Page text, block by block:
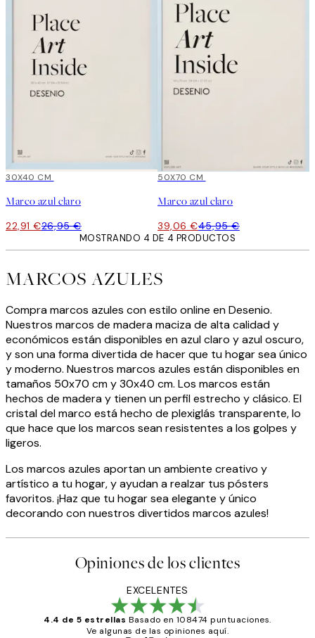
15%*
30X40 CM
Marco azul claro
22,91 €26,95 €
15%*
50X70 CM
Marco azul claro
39,06 €45,95 €
MOSTRANDO 4 DE 4 PRODUCTOS
MARCOS AZULES
Compra marcos azules con estilo online en Desenio.
Nuestros marcos de madera maciza de alta calidad y
económicos están disponibles en azul claro y azul oscuro,
y son una forma divertida de hacer que tu hogar sea único
y moderno. Nuestros marcos azules están disponibles en
tamaños 50x70 cm y 30x40 cm. Los marcos están
hechos de madera y tienen un perfil estrecho y clásico. El
cristal del marco está hecho de plexiglás transparente, lo
que hace que los marcos sean resistentes a los golpes y
ligeros.
Los marcos azules aportan un ambiente creativo y
artístico a tu hogar, y ayudan a realzar tus pósters
favoritos. ¡Haz que tu hogar sea elegante y único
decorando con nuestros divertidos marcos azules!
Opiniones de los clientes
EXCELENTES
4.4 de 5 estrellas Basado en 108474 puntuaciones.
Ve algunas de las opiniones aquí.